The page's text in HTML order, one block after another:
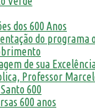
dos 600 Anos
do programa
de sua
Professor
600
600 anos